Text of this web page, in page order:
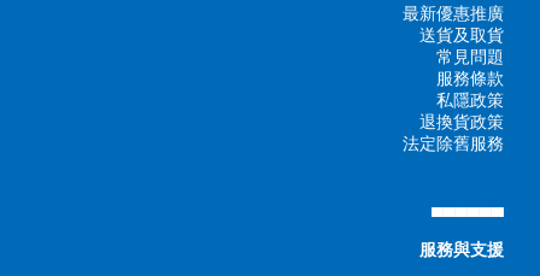
最新優惠推廣
送貨及取貨
常見問題
服務條款
私隱政策
退換貨政策
法定除舊服務
▄▄▄▄▄▄
服務與支援